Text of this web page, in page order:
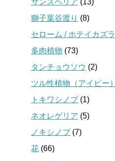
サンスベリア (13)
獅子葉谷渡り (8)
セローム / ホテイカズラ
多肉植物 (73)
タンチョウソウ (2)
ツル性植物（アイビー）
トキワシノブ (1)
ネオレゲリア (5)
ノキシノブ (7)
花 (66)